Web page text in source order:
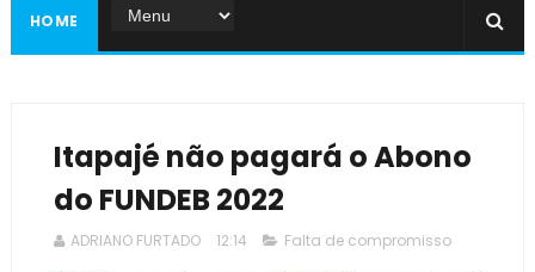
HOME
Itapajé não pagará o Abono
do FUNDEB 2022
ADRIANO FURTADO 12:14 Falta de compromisso